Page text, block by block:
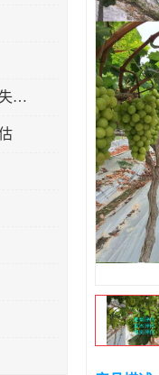
企业停产停业损失评估